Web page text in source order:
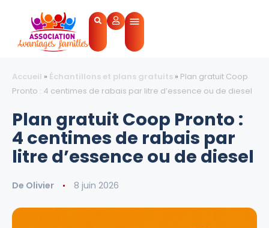
Accueil » Échantillons et plans gratuits » Plan gratuit Coop
Pronto : 4 centimes de rabais par litre d’essence ou de diesel
Plan gratuit Coop Pronto :
4 centimes de rabais par
litre d’essence ou de diesel
De Olivier 8 juin 2026